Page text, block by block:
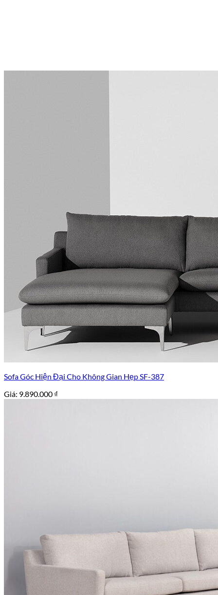
Sofa Góc Hiện Đại Cho Không Gian Hẹp SF-387
Giá: 9.890.000 ₫